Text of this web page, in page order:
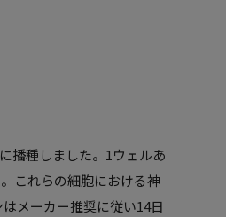
播種しました。1ウェルあ
これらの細胞における神
メーカー推奨に従い14日